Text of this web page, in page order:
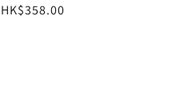
定
HK$358.00